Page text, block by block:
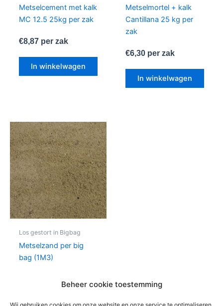
Beheer cookie toestemming
Metselcement met kalk
MC 12.5 25kg per zak
€8,87per zak
In winkelwagen
Metselmortel + kalk
Cantillana 25 kg per
zak
€6,30per zak
In winkelwagen
Los gestort in Bigbag
Metselzand per big
bag (1M3)